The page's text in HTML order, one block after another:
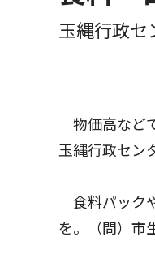
玉縄行政セ
物価高など
玉縄行政セン
食料パック
を。（問）市